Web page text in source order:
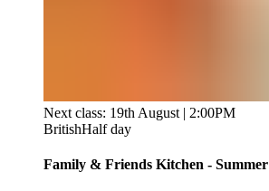
Next class: 19th August | 2:00PM
BritishHalf day
Family & Friends Kitchen - Summer​​​​‌ ‍ ​‍​‍‌‍ ‌ ​‍‌‍‍‌‌‍‌ ‌‍‍‌‌‍ ‍​‍​‍​ ‍‍​‍​‍‌ ​ ‌‍​‌‌‍ ‍‌‍‍‌‌ ‌​‌ ‍‌​‍ ‍‌‍‍‌‌‍ ​‍​‍​‍ ​​‍​‍‌‍‍​‌ ​‍‌‍‌‌‌‍‌‍​‍​‍​ ‍‍​‍​‍‌‍‍​‌ ‌​‌ ‌​‌ ​​‌ ​ ​ ‍‍​‍ ​‍ ‌‍ ​​‍ ‌‌‍​‌‌‍ ‍‌‍‌​​‍ ‌‌ ​‍​‍ ‌‌‍‍​‌‍ ‌ ‌​‌‍‌‌‌‍ ​‌ ​ ​‍ ‌‌ ​ ‌ ‌​‌ ‌‌‌‍‌​‌‍‍‌‌‍ ​‍ ‍‌ ‌‍‌‍‌‌‌ ​‍‌‍​ ‌‍‌‌‌‍ ​​‍ ‍‌‍​‌‌ ​​‌ ​​​‍ ‌‍‍‌‌‍ ‍‌ ‌​‌‍‌‌‌‍ ‍‌ ‌​​‍ ‌‍‌‌‌‍‌​‌‍‍‌‌ ‌​​‍ ‌‍ ‌‌‍ ‌‍‌​‌‍‌‌​ ‌‌ ​​‌ ​‍‌‍‌‌‌ ​ ‌‍‌‌‌‍ ‍‌ ‌​‌‍​‌‌ ‌​‌‍‍‌‌‍ ‌‍ ‍​ ‍ ‌‍‍‌‌‍‌​​ ‌​ ‍‌​ ​ ​ ‍​​ ​‌​ ‌‍‌‍​‌‌‍‌​‌‍​ ​‍ ‌​ ‍‌​ ‍‌‌‍‌​​ ‍​​‍ ‌​ ‌​​ ​‌​ ‍‌​ ​‌​‍ ‌​ ‍​​ ‌‌‌‍‌‌​ ​​​‍ ‌​ ​‌​ ‍​​ ‍‌​ ‌‌‌‍‌​‌‍‌‌​ ‍​‌‍‌‌​ ​​​ ‌‍​ ‍​​ ​​​ ‍ ‌ ‌​‌ ‍‌‌ ​​‌‍‌‌​ ‌‌‍‍​‌‍ ‌ ‌​‌‍‌‌‌‍ ​‌​​ ‌‍ ​‌‍​‌‌ ​ ‌ ​ ​ ‍ ‌ ​​‌‍​‌‌ ‌​‌‍‍​​ ‌‌ ‌​‌‍‍‌‌ ‌​‌‍ ​‌‍‌‌​ ‌‍​‍‌‍​‌‌ ​ ‌‍‌‌‌‌‌‌‌ ​‍‌‍ ​​ ‌‌‍‍​‌ ‌​‌ ‌​‌ ​​‌ ​ ​‍‌‌​ ​ ‌​​‌​‍‌‌​ ​‍‌​‌‍​‍‌‌​ ​‍‌​‌‍‌‍ ​​‍ ‌‌‍​‌‌‍ ‍‌‍‌​​‍ ‌‌ ​‍​‍ ‌‌‍‍​‌‍ ‌ ‌​‌‍‌‌‌‍ ​‌ ​ ​‍ ‌‌ ​ ‌ ‌​‌ ‌‌‌‍‌​‌‍‍‌‌‍ ​‍ ‍‌ ‌‍‌‍‌‌‌ ​‍‌‍​ ‌‍‌‌‌‍ ​​‍ ‍‌‍​‌‌ ​​‌ ​​​‍‌‍‌‍‍‌‌‍‌​​ ‌​ ‍‌​ ​ ​ ‍​​ ​‌​ ‌‍‌‍​‌‌‍‌​‌‍​ ​‍ ‌​ ‍‌​ ‍‌‌‍‌​​ ‍​​‍ ‌​ ‌​​ ​‌​ ‍‌​ ​‌​‍ ‌​ ‍​​ ‌‌‌‍‌‌​ ​​​‍ ‌​ ​‌​ ‍​​ ‍‌​ ‌‌‌‍‌​‌‍‌‌​ ‍​‌‍‌‌​ ​​​ ‌‍​ ‍​​ ​​​‍‌‍‌ ‌​‌ ‍‌‌ ​​‌‍‌‌​ ‌‌‍‍​‌‍ ‌ ‌​‌‍‌‌‌‍ ​‌​​ ‌‍ ​‌‍​‌‌ ​ ‌ ​ ​‍‌‍‌ ​​‌‍​‌‌ ‌​‌‍‍​​ ‌‌ ‌​‌‍‍‌‌ ‌​‌‍ ​‌‍‌‌​‍‌‍‌ ​​‌‍‌‌‌ ​‍‌ ​ ‌ ​​‌‍‌‌‌‍​ ‌ ‌​‌‍‍‌‌ ‌‍‌‍‌‌​ ‌‌ ​​‌ ‌‌‌‍​‍‌‍ ​‌‍‍‌‌ ​ ‌‍‍​‌‍‌‌‌‍‌​​‍​‍‌ ‌